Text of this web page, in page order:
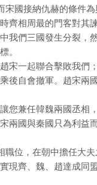
國接納仇赫的條件
齊相周最的門客對其
我們三國發生分裂，
。
宋一起聯合擊敗我們
後自會撤軍。趙宋兩
您兼任韓魏兩國丞相
兩國與秦國只為利益
位，在朝中擔任大
現齊、魏、趙達成同